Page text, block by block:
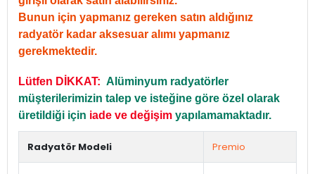
Bunun için yapmanız gereken satın aldığınız
radyatör kadar aksesuar alımı yapmanız
gerekmektedir.
Lütfen DİKKAT: Alüminyum radyatörler
müşterilerimizin talep ve isteğine göre özel olarak
üretildiği için iade ve değişim yapılamamaktadır.
Radyatör Modeli Premio